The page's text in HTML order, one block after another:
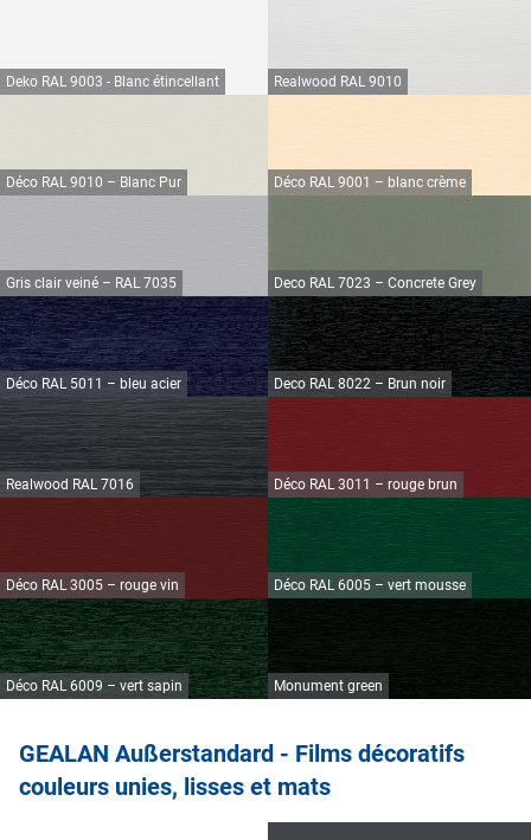
Deko RAL 9003 - Blanc étincellant Realwood RAL 9010
Déco RAL 9010 – Blanc Pur Déco RAL 9001 – blanc crème
Gris clair veiné – RAL 7035 Deco RAL 7023 – Concrete Grey
Déco RAL 5011 – bleu acier Deco RAL 8022 – Brun noir
Realwood RAL 7016 Déco RAL 3011 – rouge brun
Déco RAL 3005 – rouge vin Déco RAL 6005 – vert mousse
Déco RAL 6009 – vert sapin Monument green
GEALAN Außerstandard - Films décoratifs
couleurs unies, lisses et mats